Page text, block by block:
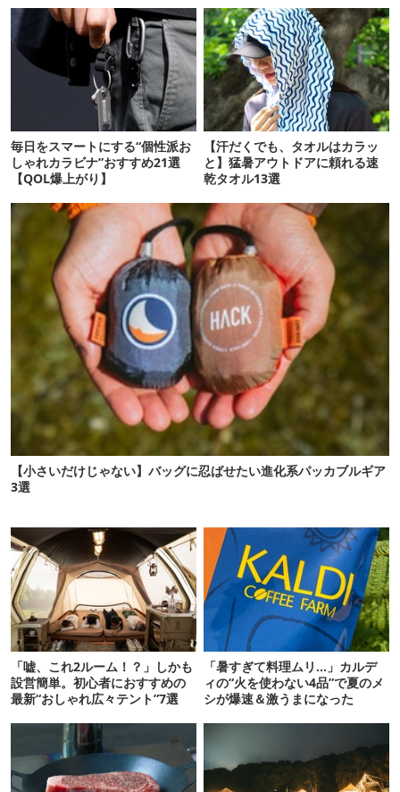
毎日をスマートにする“個性派お
しゃれカラビナ”おすすめ21選
【QOL爆上がり】
【汗だくでも、タオルはカラッ
と】猛暑アウトドアに頼れる速
乾タオル13選
【小さいだけじゃない】バッグに忍ばせたい進化系パッカブルギア
3選
「嘘、これ2ルーム！？」しかも
設営簡単。初心者におすすめの
最新“おしゃれ広々テント”7選
「暑すぎて料理ムリ…」カルデ
ィの“火を使わない4品”で夏のメ
シが爆速＆激うまになった